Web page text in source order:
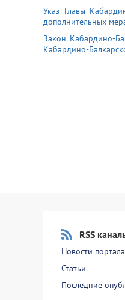
Указ Главы
дополнительных
Закон Кабардино-
Кабардино-
RSS
Новости портала
Статьи
Последние